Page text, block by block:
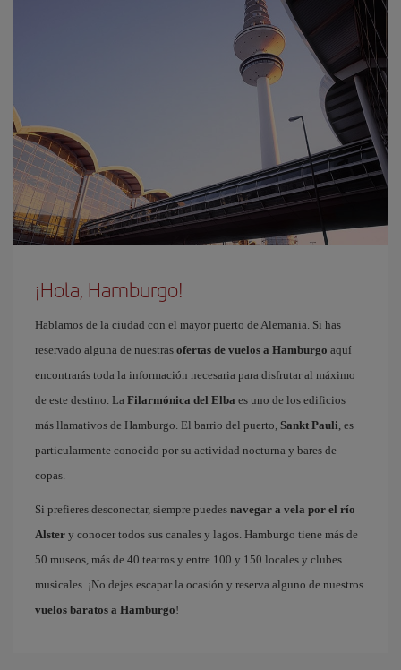
¡Hola, Hamburgo!
Hablamos de la ciudad con el mayor puerto de Alemania. Si has
reservado alguna de nuestras ofertas de vuelos a Hamburgo aquí
encontrarás toda la información necesaria para disfrutar al máximo
de este destino. La Filarmónica del Elba es uno de los edificios
más llamativos de Hamburgo. El barrio del puerto, Sankt Pauli, es
particularmente conocido por su actividad nocturna y bares de
copas.
Si prefieres desconectar, siempre puedes navegar a vela por el río
Alster y conocer todos sus canales y lagos. Hamburgo tiene más de
50 museos, más de 40 teatros y entre 100 y 150 locales y clubes
musicales. ¡No dejes escapar la ocasión y reserva alguno de nuestros
vuelos baratos a Hamburgo!